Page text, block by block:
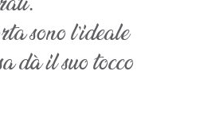
sono l’ideale
dà il suo tocco